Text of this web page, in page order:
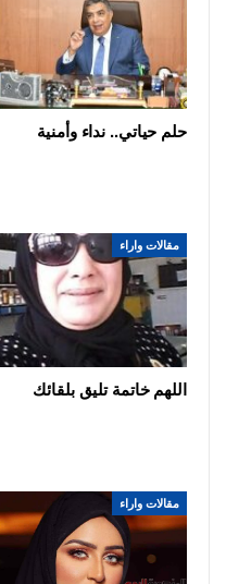
حلم حياتي.. نداء وأمنية
مقالات واراء
اللهم خاتمة تليق بلقائك
مقالات واراء